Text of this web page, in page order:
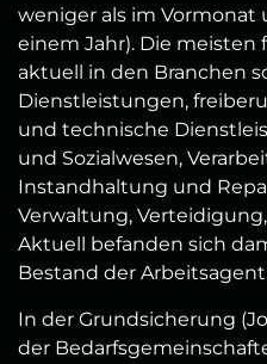
weniger als im Vormonat
einem Jahr). Die meisten
aktuell in den Branchen
Dienstleistungen,
und technische
und Sozialwesen,
Instandhaltung und
Verwaltung,
Aktuell befanden sich
Bestand der
In der Grundsicherung
der